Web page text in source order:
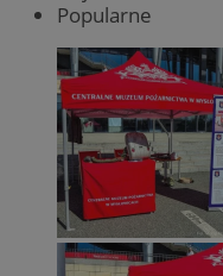
Popularne